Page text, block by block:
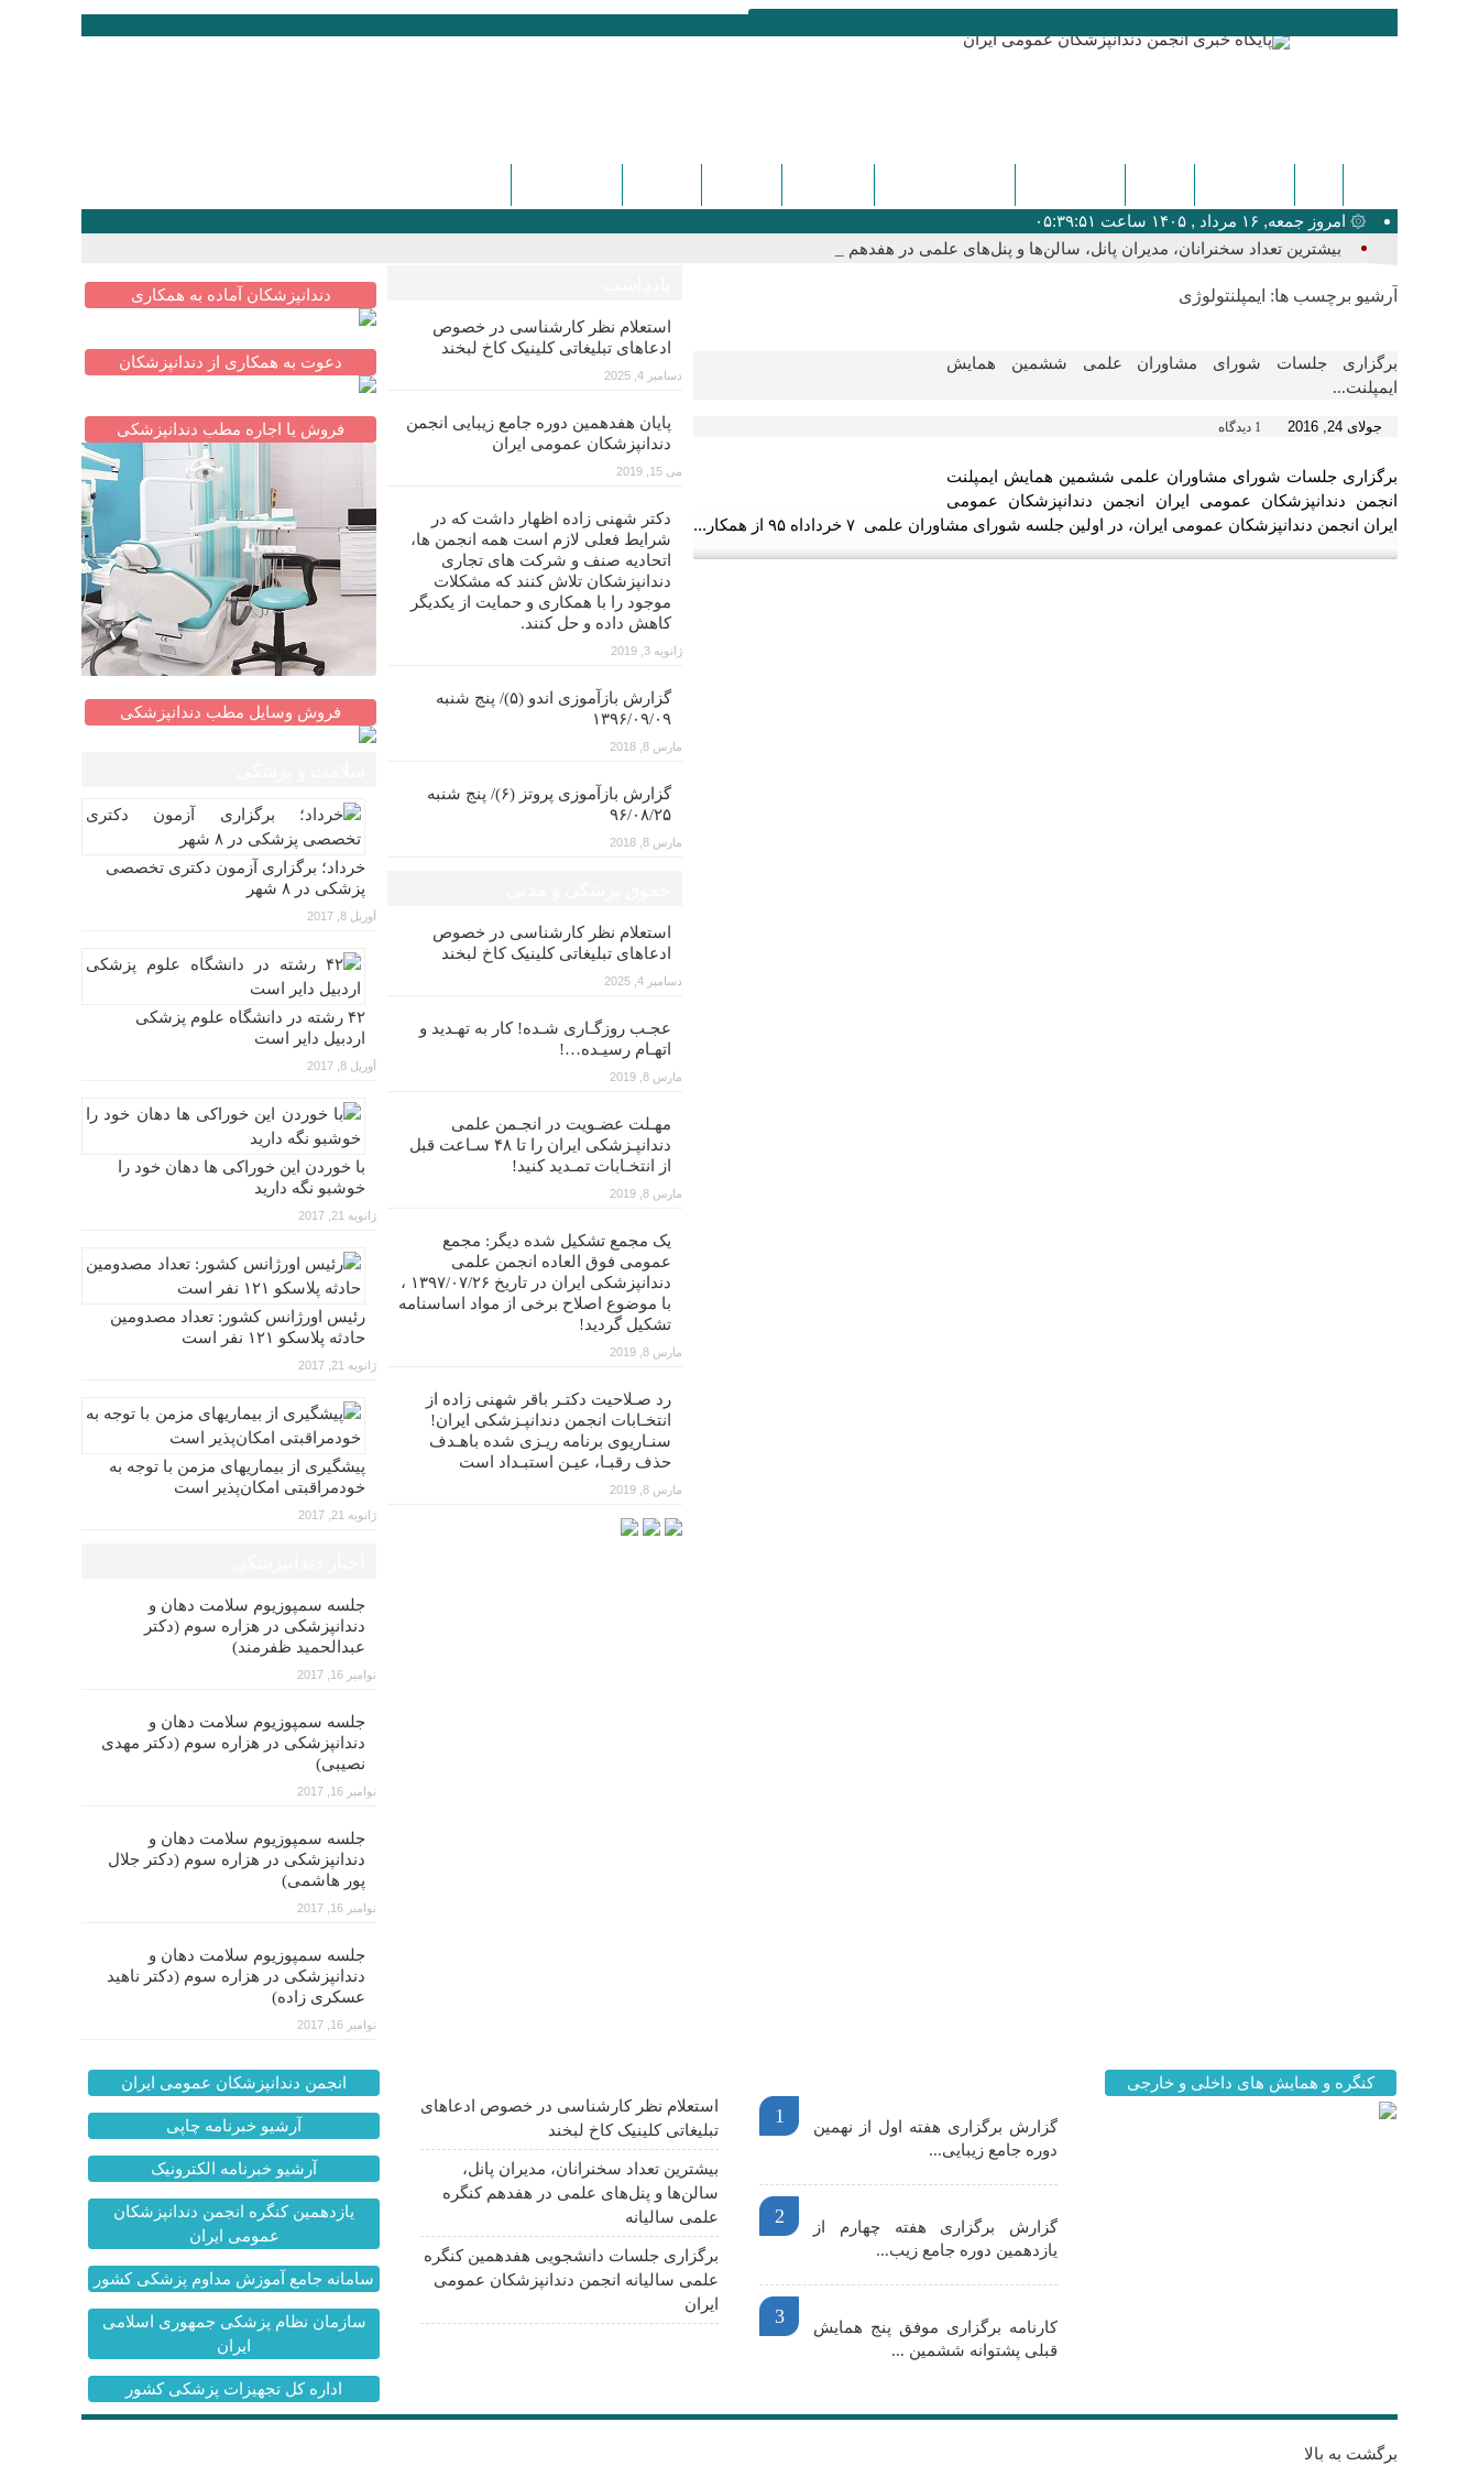
۞ امروز جمعه, ۱۶ مرداد , ۱۴۰۵ ساعت ۰۵:۳۹:۵۱
بیشترین تعداد سخنرانان، مدیران پانل، سالن‌ها و پنل‌های علمی در هفدهم کنگره علم_
آرشیو برچسب ها: ایمپلنتولوژی
برگزاری جلسات شورای مشاوران علمی ششمین همایش
ایمپلنت...
جولای 24, 2016 1 دیدگاه
برگزاری جلسات شورای مشاوران علمی ششمین همایش ایمپلنت
انجمن دندانپزشكان عمومی ایران انجمن دندانپزشکان عمومی
ایران انجمن دندانپزشکان عمومی ایران، در اولین جلسه شورای مشاوران علمی ۷ خرداداه ۹۵ از همکار...
استعلام نظر کارشناسی در خصوص
ادعاهای تبلیغاتی کلینیک کاخ لبخند
دسامبر 4, 2025
پایان هفدهمین دوره جامع زیبایی انجمن
دندانپزشکان عمومی ایران
می 15, 2019
دکتر شهنی زاده اظهار داشت که در
شرایط فعلی لازم است همه انجمن ها،
اتحادیه صنف و شرکت های تجاری
دندانپزشکان تلاش کنند که مشکلات
موجود را با همکاری و حمایت از یکدیگر
کاهش داده و حل کنند.
ژانویه 3, 2019
گزارش بازآموزی اندو (۵)/ پنج شنبه
۱۳۹۶/۰۹/۰۹
مارس 8, 2018
گزارش بازآموزی پروتز (۶)/ پنج شنبه
۹۶/۰۸/۲۵
مارس 8, 2018
استعلام نظر کارشناسی در خصوص
ادعاهای تبلیغاتی کلینیک کاخ لبخند
دسامبر 4, 2025
عجـب روزگـاری شـده! کار به تهـدید و
اتهـام رسیـده…!
مارس 8, 2019
مهـلت عضـویت در انجـمن علمی
دندانپـزشکی ایران را تا ۴۸ سـاعت قبل
از انتخـابات تمـدید کنید!
مارس 8, 2019
یک مجمع تشکیل شده دیگر: مجمع
عمومی فوق العاده انجمن علمی
دندانپزشکی ایران در تاریخ ۱۳۹۷/۰۷/۲۶ ،
با موضوع اصلاح برخی از مواد اساسنامه
تشکیل گردید!
مارس 8, 2019
رد صـلاحیت دکتـر باقر شهنی زاده از
انتخـابات انجمن دندانپـزشکی ایران!
سنـاریوی برنامه ریـزی شده باهـدف
حذف رقبـا، عیـن استبـداد است
مارس 8, 2019
دندانپزشکان آماده به همکاری
دعوت به همکاری از دندانپزشکان
فروش یا اجاره مطب دندانپزشکی
فروش وسایل مطب دندانپزشکی
خرداد؛ برگزاری آزمون دکتری تخصصی
پزشکی در ۸ شهر
آوریل 8, 2017
۴۲ رشته در دانشگاه علوم پزشکی
اردبیل دایر است
آوریل 8, 2017
با خوردن این خوراکی ها دهان خود را
خوشبو نگه دارید
ژانویه 21, 2017
رئیس اورژانس کشور: تعداد مصدومین
حادثه پلاسکو ۱۲۱ نفر است
ژانویه 21, 2017
پیشگیری از بیماریهای مزمن با توجه به
خودمراقبتی امکان‌پذیر است
ژانویه 21, 2017
جلسه سمپوزیوم سلامت دهان و
دندانپزشکی در هزاره سوم (دکتر
عبدالحمید ظفرمند)
نوامبر 16, 2017
جلسه سمپوزیوم سلامت دهان و
دندانپزشکی در هزاره سوم (دکتر مهدی
نصیبی)
نوامبر 16, 2017
جلسه سمپوزیوم سلامت دهان و
دندانپزشکی در هزاره سوم (دکتر جلال
پور هاشمی)
نوامبر 16, 2017
جلسه سمپوزیوم سلامت دهان و
دندانپزشکی در هزاره سوم (دکتر ناهید
عسکری زاده)
نوامبر 16, 2017
انجمن دندانپزشکان عمومی ایران
آرشیو خبرنامه چاپی
آرشیو خبرنامه الکترونیک
یازدهمین کنگره انجمن دندانپزشکان
عمومی ایران
سامانه جامع آموزش مداوم پزشکی کشور
سازمان نظام پزشکی جمهوری اسلامی
ایران
اداره کل تجهیزات پزشکی کشور
استعلام نظر کارشناسی در خصوص ادعاهای
تبلیغاتی کلینیک کاخ لبخند
بیشترین تعداد سخنرانان، مدیران پانل،
سالن‌ها و پنل‌های علمی در هفدهم کنگره
علمی سالیانه
برگزاری جلسات دانشجویی هفدهمین کنگره
علمی سالیانه انجمن دندانپزشکان عمومی
ایران
1
گزارش برگزاری هفته اول از نهمین
دوره جامع زیبایی...
2
گزارش برگزاری هفته چهارم از
یازدهمین دوره جامع زیب...
3
کارنامه برگزاری موفق پنج همایش
قبلی پشتوانه ششمین ...
کنگره و همایش های داخلی و خارجی
برگشت به بالا